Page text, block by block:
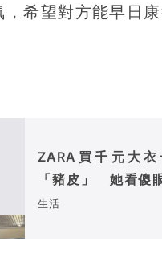
希望對方能早日
ZARA買千元大
「豬皮」 她看傻
精品也常用
生活